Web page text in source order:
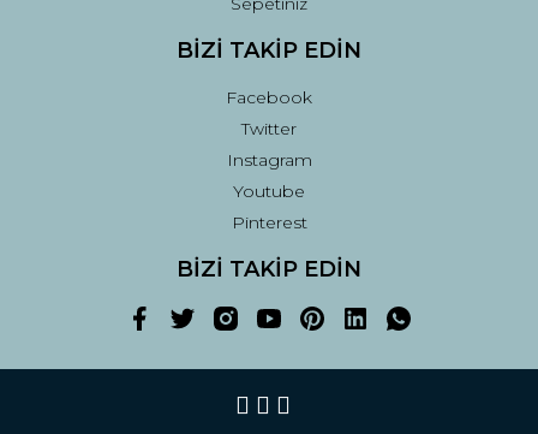
BİZİ TAKİP EDİN
Facebook
Twitter
Instagram
Youtube
Pinterest
BİZİ TAKİP EDİN